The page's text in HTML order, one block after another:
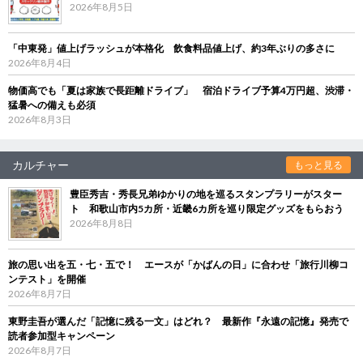
2026年8月5日
「中東発」値上げラッシュが本格化 飲食料品値上げ、約3年ぶりの多さに
2026年8月4日
物価高でも「夏は家族で長距離ドライブ」 宿泊ドライブ予算4万円超、渋滞・
猛暑への備えも必須
2026年8月3日
カルチャー もっと見る
豊臣秀吉・秀長兄弟ゆかりの地を巡るスタンプラリーがスター
ト 和歌山市内5カ所・近畿6カ所を巡り限定グッズをもらおう
2026年8月8日
旅の思い出を五・七・五で！ エースが「かばんの日」に合わせ「旅行川柳コ
ンテスト」を開催
2026年8月7日
東野圭吾が選んだ「記憶に残る一文」はどれ？ 最新作『永遠の記憶』発売で
読者参加型キャンペーン
2026年8月7日